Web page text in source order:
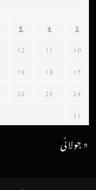
3
4
5
10
11
12
17
18
19
24
25
26
31
« جولائی